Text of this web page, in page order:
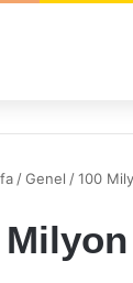
/Genel /100